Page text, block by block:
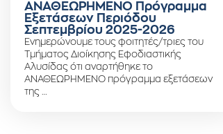
ΑΝΑΘΕΩΡΗΜΕΝΟ Πρόγραμμα
Εξετάσεων Περιόδου
Σεπτεμβρίου 2025-2026
Ενημερώνουμε τους φοιτητές/τριες του
Τμήματος Διοίκησης Εφοδιαστικής
Αλυσίδας ότι αναρτήθηκε το
ΑΝΑΘΕΩΡΗΜΕΝΟ πρόγραμμα εξετάσεων
της …